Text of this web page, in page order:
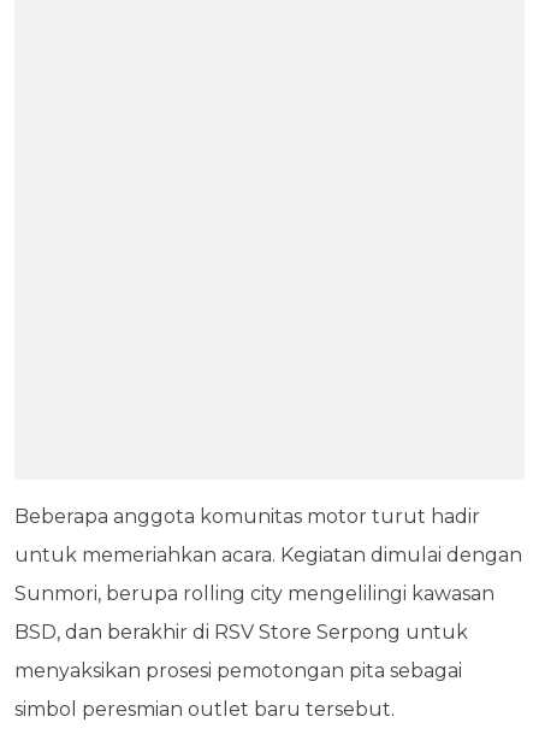
Beberapa anggota komunitas motor turut hadir
untuk memeriahkan acara. Kegiatan dimulai dengan
Sunmori, berupa rolling city mengelilingi kawasan
BSD, dan berakhir di RSV Store Serpong untuk
menyaksikan prosesi pemotongan pita sebagai
simbol peresmian outlet baru tersebut.